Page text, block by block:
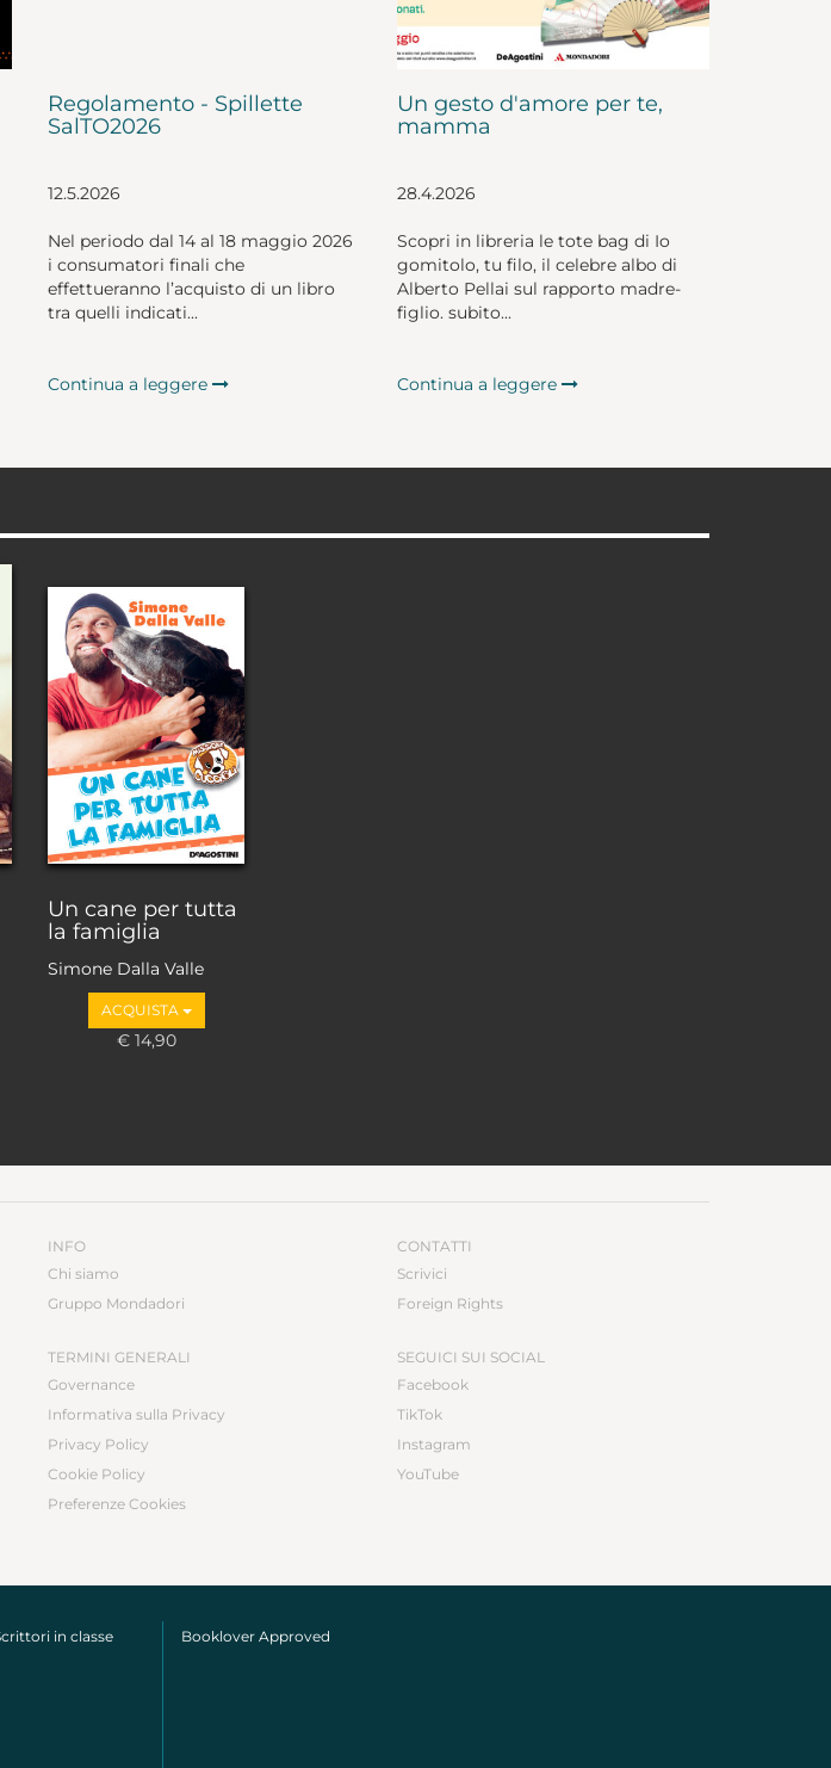
Regolamento - Spillette
SalTO2026
12.5.2026
Nel periodo dal 14 al 18 maggio 2026
i consumatori finali che
effettueranno l’acquisto di un libro
tra quelli indicati...
Continua a leggere
Un gesto d'amore per te,
mamma
28.4.2026
Scopri in libreria le tote bag di Io
gomitolo, tu filo, il celebre albo di
Alberto Pellai sul rapporto madre-
figlio. subito...
Continua a leggere
Un cane per tutta
la famiglia
Simone Dalla Valle
ACQUISTA
€ 14,90
INFO
Chi siamo
Gruppo Mondadori
TERMINI GENERALI
Governance
Informativa sulla Privacy
Privacy Policy
Cookie Policy
Preferenze Cookies
CONTATTI
Scrivici
Foreign Rights
SEGUICI SUI SOCIAL
Facebook
TikTok
Instagram
YouTube
in classe Booklover Approved